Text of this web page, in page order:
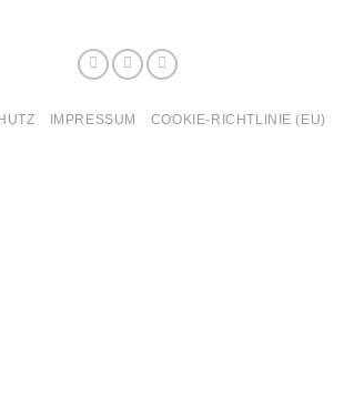
IMPRESSUM COOKIE-RICHTLINIE (EU)